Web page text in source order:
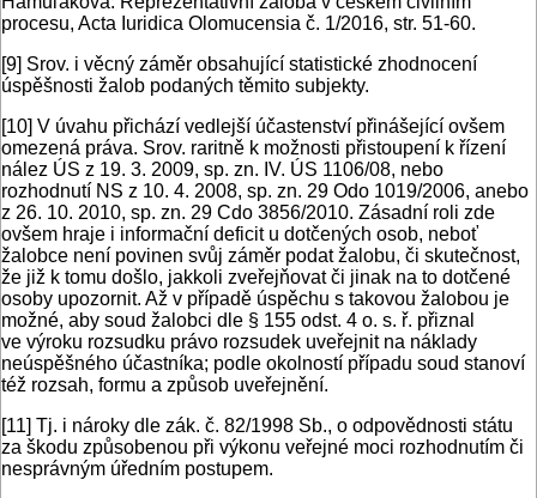
procesu, Acta Iuridica Olomucensia č. 1/2016, str. 51-60.
[9] Srov. i věcný záměr obsahující statistické zhodnocení
úspěšnosti žalob podaných těmito subjekty.
[10] V úvahu přichází vedlejší účastenství přinášející ovšem
omezená práva. Srov. raritně k možnosti přistoupení k řízení
nález ÚS z 19. 3. 2009, sp. zn. IV. ÚS 1106/08, nebo
rozhodnutí NS z 10. 4. 2008, sp. zn. 29 Odo 1019/2006, anebo
z 26. 10. 2010, sp. zn. 29 Cdo 3856/2010. Zásadní roli zde
ovšem hraje i informační deficit u dotčených osob, neboť
žalobce není povinen svůj záměr podat žalobu, či skutečnost,
že již k tomu došlo, jakkoli zveřejňovat či jinak na to dotčené
osoby upozornit. Až v případě úspěchu s takovou žalobou je
možné, aby soud žalobci dle § 155 odst. 4 o. s. ř. přiznal
ve výroku rozsudku právo rozsudek uveřejnit na náklady
neúspěšného účastníka; podle okolností případu soud stanoví
též rozsah, formu a způsob uveřejnění.
[11] Tj. i nároky dle zák. č. 82/1998 Sb., o odpovědnosti státu
za škodu způsobenou při výkonu veřejné moci rozhodnutím či
nesprávným úředním postupem.